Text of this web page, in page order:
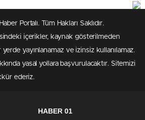
Portalı. Tüm Hakları Saklıdır.
içerikler, kaynak gösterilmeden
yayınlanamaz ve izinsiz kullanılamaz.
yasal yollara başvurulacaktır. Sitemizi
ederiz.
HABER 01